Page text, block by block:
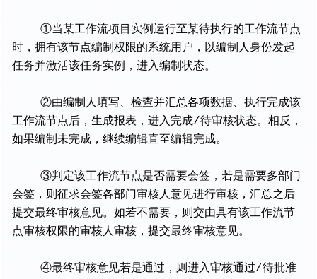
①当某工作流项目实例运行至某待执行的工作流节点
时，拥有该节点编制权限的系统用户，以编制人身份发起
任务并激活该任务实例，进入编制状态。
②由编制人填写、检查并汇总各项数据、执行完成该
工作流节点后，生成报表，进入完成/待审核状态。相反，
如果编制未完成，继续编辑直至编辑完成。
③判定该工作流节点是否需要会签，若是需要多部门
会签，则征求会签各部门审核人意见进行审核，汇总之后
提交最终审核意见。如若不需要，则交由具有该工作流节
点审核权限的审核人审核，提交最终审核意见。
④最终审核意见若是通过，则进入审核通过/待批准